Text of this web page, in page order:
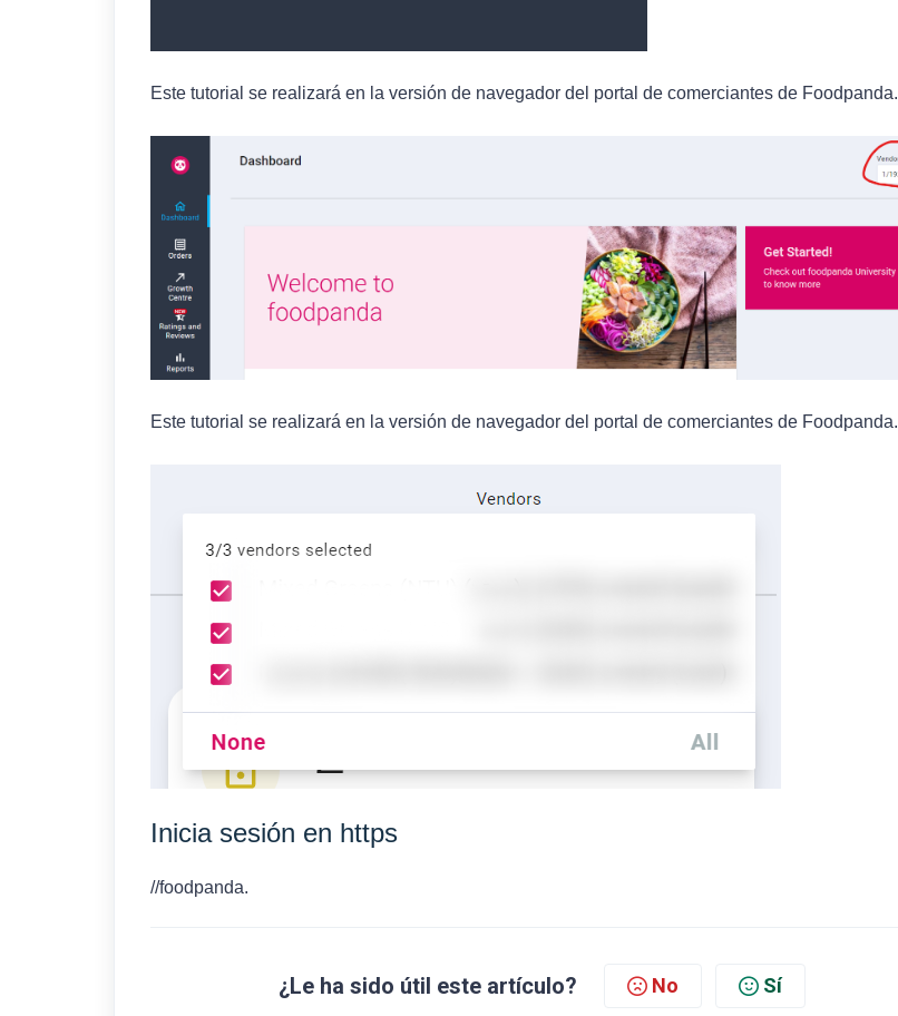
Este tutorial se realizará en la versión de navegador del portal de comerciantes de Foodpanda.
Este tutorial se realizará en la versión de navegador del portal de comerciantes de Foodpanda.
Inicia sesión en https
//foodpanda.
¿Le ha sido útil este artículo? No Sí